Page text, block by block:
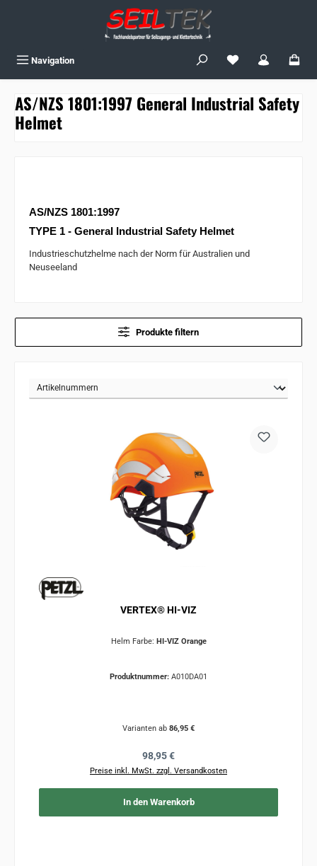
Navigation Du hast 0
AS/NZS 1801:1997 General Industrial Safety
Helmet
AS/NZS 1801:1997
TYPE 1 - General Industrial Safety Helmet
Industrieschutzhelme nach der Norm für Australien und
Neuseeland
Produkte filtern
VERTEX® HI-VIZ
Helm Farbe: HI-VIZ Orange
Produktnummer: A010DA01
Varianten ab 86,95 €
Regulärer Preis:
98,95 €
Preise inkl. MwSt. zzgl. Versandkosten
In den Warenkorb